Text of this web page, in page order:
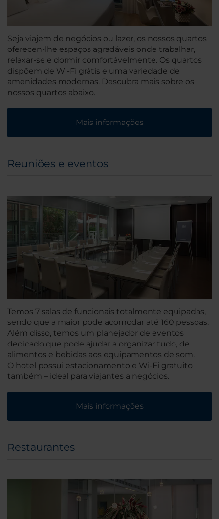
Seja viajem de negócios ou lazer, os nossos quartos
oferecen-lhe espaços agradáveis onde trabalhar,
relaxar-se e dormir comfortávelmente. Os quartos
dispõem de Wi-Fi grátis e uma variedade de
amenidades modernas. Descubra mais sobre os
nossos quartos abaixo.
Mais informações
Reuniões e eventos
Temos 7 salas de funcionais totalmente equipadas,
sendo que a maior pode acomodar até 160 pessoas.
Além disso, temos um planejador de eventos
dedicado que pode ajudar a organizar tudo, de
alimentos e bebidas aos equipamentos de som.
O hotel possui estacionamento e Wi-Fi gratuito
também – ideal para viajantes a negócios.
Mais informações
Restaurantes